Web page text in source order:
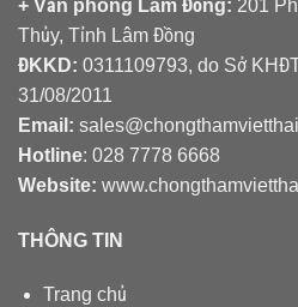
+ Văn phòng Lâm Đồng: 201
Thủy, Tỉnh Lâm Đồng
ĐKKD: 0311109793, do Sở
31/08/2011
Email:
Hotline: 028 7778 6668
Website:
THÔNG TIN
Trang chủ